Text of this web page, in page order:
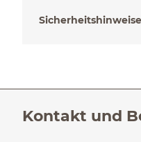
Sicherheitshinweise
Kontakt und